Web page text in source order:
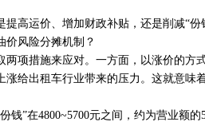
运价、增加财政补贴，还是削减“份
价风险分摊机制？
措施来应对。一方面，以涨价的方式
涨给出租车行业带来的压力。这就意味
”在4800~5700元之间，约为营业额的